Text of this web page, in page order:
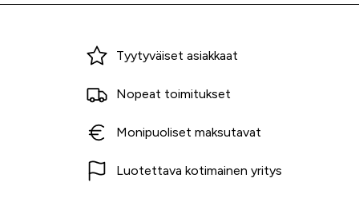
Miksi ostaa Tarvikekeskuksesta?
Tyytyväiset asiakkaat
Nopeat toimitukset
Monipuoliset maksutavat
Luotettava kotimainen yritys